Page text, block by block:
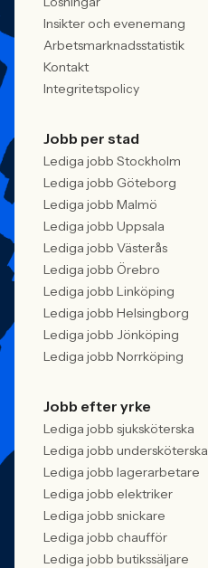
Insikter och evenemang
Arbetsmarknadsstatistik
Kontakt
Integritetspolicy
Jobb per stad
Lediga jobb Stockholm
Lediga jobb Göteborg
Lediga jobb Malmö
Lediga jobb Uppsala
Lediga jobb Västerås
Lediga jobb Örebro
Lediga jobb Linköping
Lediga jobb Helsingborg
Lediga jobb Jönköping
Lediga jobb Norrköping
Jobb efter yrke
Lediga jobb sjuksköterska
Lediga jobb undersköterska
Lediga jobb lagerarbetare
Lediga jobb elektriker
Lediga jobb snickare
Lediga jobb chaufför
Lediga jobb butikssäljare